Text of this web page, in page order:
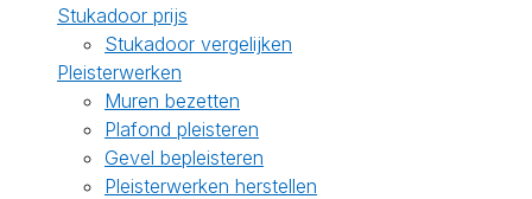
Stukadoor prijs
Stukadoor vergelijken
Pleisterwerken
Muren bezetten
Plafond pleisteren
Gevel bepleisteren
Pleisterwerken herstellen